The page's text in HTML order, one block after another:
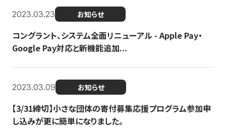
2023.03.23 お知らせ
コングラント、システム全面リニューアル - Apple Pay・
Google Pay対応と新機能追加...
2023.03.09 お知らせ
【3/31締切】小さな団体の寄付募集応援プログラム参加申
し込みが更に簡単になりました。